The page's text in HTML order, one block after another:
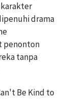
drama
penonton
tanpa
Be Kind to